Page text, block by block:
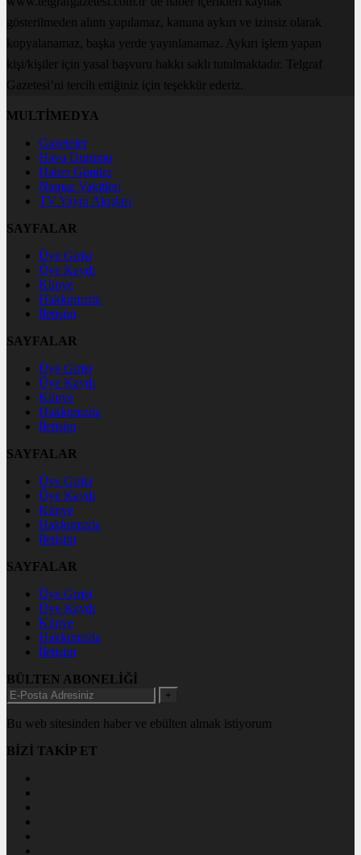
gösterilmeden alıntı yapılamaz, kanuna aykırı ve izinsiz olarak
kopyalanamaz, başka yerde yayınlanamaz. Aykırı işlem yapan
kişi/kişiler için yasal başvuru hakkı saklı tutulmaktadır. Telgraf
Gazetesi’ni tercih ettiğiniz için teşekkür ederiz.
MULTİMEDYA
Gazeteler
Hava Durumu
Haber Gönder
Namaz Vakitleri
TV Yayın Akışları
SAYFALAR
Üye Girişi
Üye Kaydı
Künye
Hakkımızda
İletişim
SAYFALAR
Üye Girişi
Üye Kaydı
Künye
Hakkımızda
İletişim
SAYFALAR
Üye Girişi
Üye Kaydı
Künye
Hakkımızda
İletişim
SAYFALAR
Üye Girişi
Üye Kaydı
Künye
Hakkımızda
İletişim
BÜLTEN ABONELİĞİ
+
Bu web sitesinden haber ve ebülten almak istiyorum
BİZİ TAKİP ET